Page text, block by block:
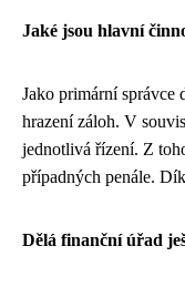
Jaké jsou hlavní
Jako primární správce
hrazení záloh. V
jednotlivá řízení. Z
případných penále.
Dělá finanční úřad